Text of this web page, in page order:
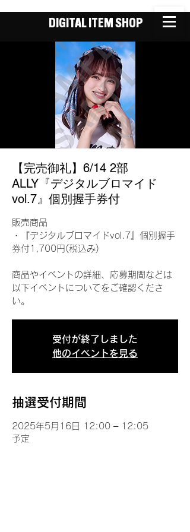
DIGITAL ITEM SHOP
【完売御礼】6/14 2部
ALLY『デジタルブロマイド
vol.7』個別握手券付
販売商品
・『デジタルブロマイドvol.7』個別握手
券付1,700円(税込み)
商品やイベントの詳細、応募期間などは
以下イベントについてをご確認くださ
い。
受付が終了しました
他のイベントを見る
抽選受付期間
2025年5月16日 12:00 – 12:05
予定